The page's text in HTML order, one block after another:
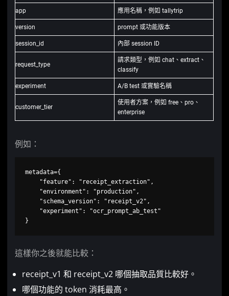
app 應用名稱，例如 tallytrip
version prompt 或功能版本
session_id 內部 session ID
request_type
請求類型，例如 chat、extract、
classify
experiment A/B test 或實驗名稱
customer_tier
使用者方案，例如 free、pro、
enterprise
例如：
metadata={
}
這樣你之後就能比較：
receipt_v1 和 receipt_v2 哪個抽取品質比較好。
哪個功能的 token 消耗最高。